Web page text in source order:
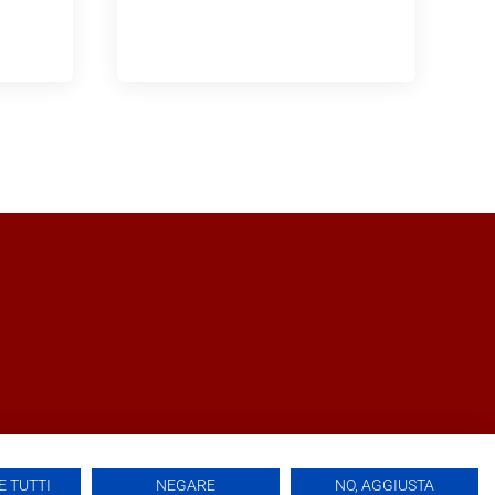
TUTTI NEGARE NO, AGGIUSTA